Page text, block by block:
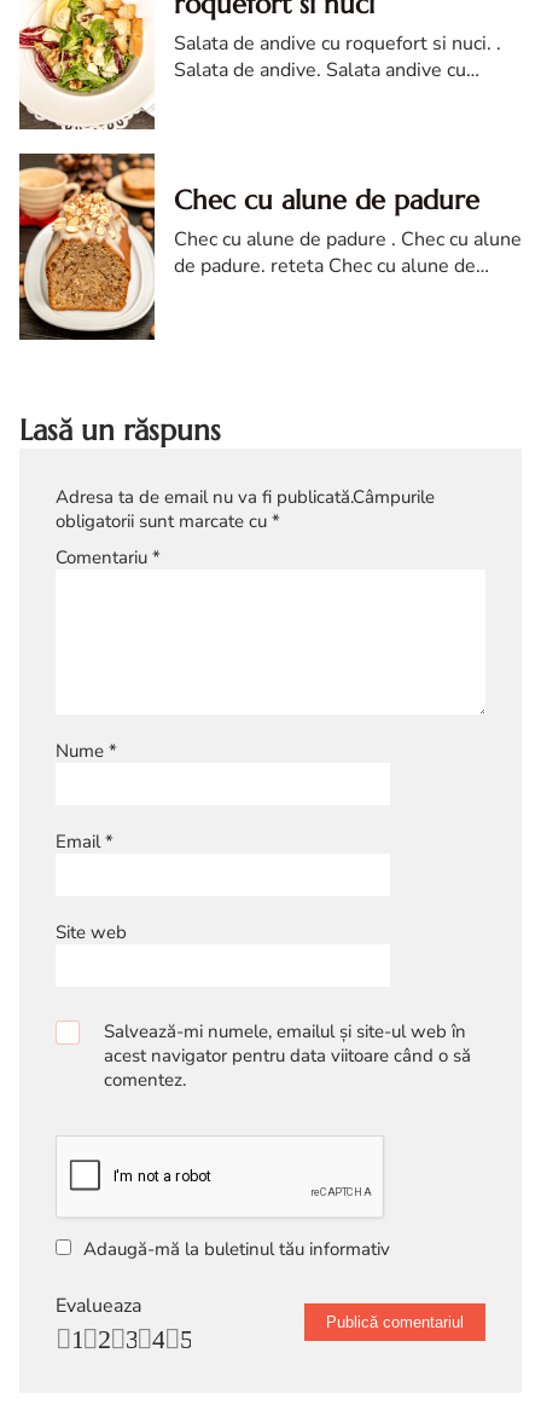
Salata de andive cu roquefort si nuci. .
Salata de andive. Salata andive cu
Chec cu alune de padure
Chec cu alune de padure . Chec cu alune
de padure. reteta Chec cu alune de
Lasă un răspuns
Adresa ta de email nu va fi publicată.Câmpurile
obligatorii sunt marcate cu *
Comentariu *
Nume *
Email*
Site web
Salvează-mi numele, emailul și site-ul web în
acest navigator pentru data viitoare când o să
comentez.
Adaugă-mă la buletinul tău informativ
Evalueaza
5
4
3
2
1